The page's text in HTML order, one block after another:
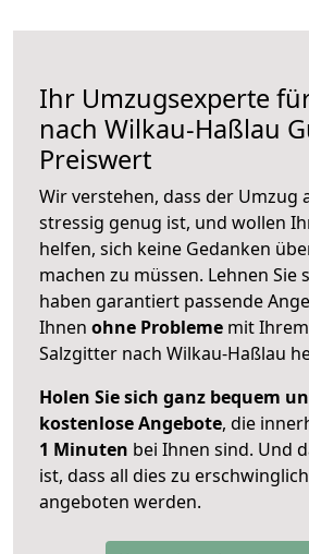
Ihr Umzugsexperte
nach Wilkau-Haßlau
Preiswert
Wir verstehen, dass der Umzug
stressig genug ist, und wollen
helfen, sich keine Gedanken
machen zu müssen. Lehnen Sie
haben garantiert passende
Ihnen ohne Probleme mit
Salzgitter nach Wilkau-Haßlau
Holen Sie sich ganz bequem
kostenlose Angebote, die
1 Minuten bei Ihnen sind. Und
ist, dass all dies zu
angeboten werden.